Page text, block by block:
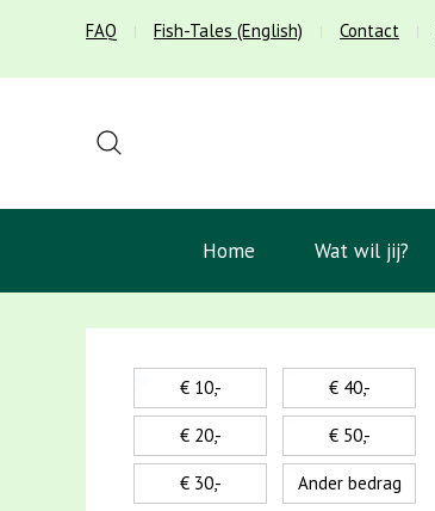
FAQ Fish-Tales (English) Contact
Home Wat wil jij?
€ 10,-
€ 20,-
€ 30,-
€ 40,-
€ 50,-
Ander bedrag